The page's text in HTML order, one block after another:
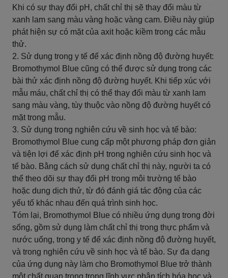
Khi có sự thay đổi pH, chất chỉ thị sẽ thay đổi màu từ
xanh lam sang màu vàng hoặc vàng cam. Điều này giúp
phát hiện sự có mặt của axit hoặc kiềm trong các mẫu
thử.
2. Sử dụng trong y tế để xác định nồng độ đường huyết:
Bromothymol Blue cũng có thể được sử dụng trong các
bài thử xác định nồng độ đường huyết. Khi tiếp xúc với
mẫu máu, chất chỉ thị có thể thay đổi màu từ xanh lam
sang màu vàng, tùy thuộc vào nồng độ đường huyết có
mặt trong mẫu.
3. Sử dụng trong nghiên cứu về sinh học và tế bào:
Bromothymol Blue cung cấp một phương pháp đơn giản
và tiện lợi để xác định pH trong nghiên cứu sinh học và
tế bào. Bằng cách sử dụng chất chỉ thị này, người ta có
thể theo dõi sự thay đổi pH trong môi trường tế bào
hoặc dung dịch thử, từ đó đánh giá tác động của các
yếu tố khác nhau đến quá trình sinh học.
Tóm lại, Bromothymol Blue có nhiều ứng dụng trong đời
sống, gồm sử dụng làm chất chỉ thị trong thực phẩm và
nước uống, trong y tế để xác định nồng độ đường huyết,
và trong nghiên cứu về sinh học và tế bào. Sự đa dạng
của ứng dụng này làm cho Bromothymol Blue trở thành
một chất quan trọng trong lĩnh vực phân tích hóa học và